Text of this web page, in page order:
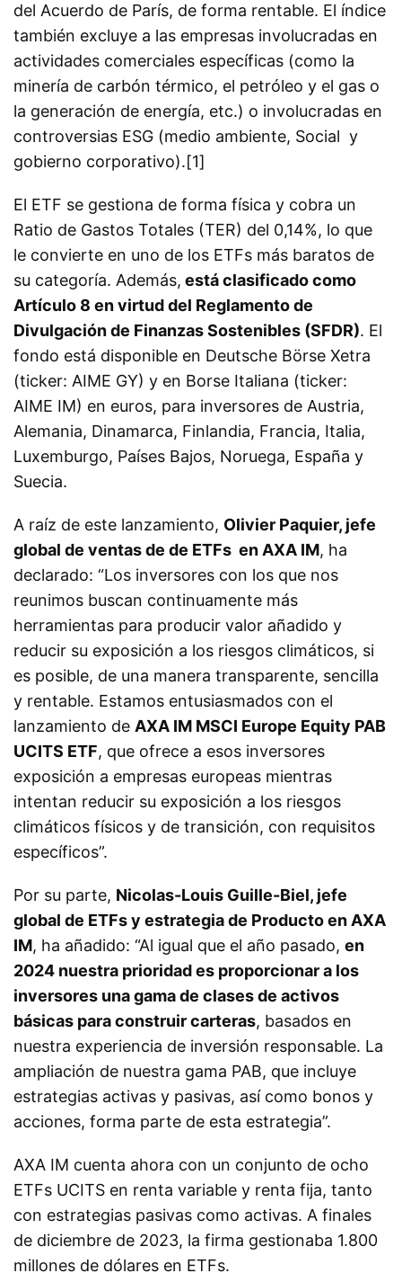
del Acuerdo de París, de forma rentable. El índice
también excluye a las empresas involucradas en
actividades comerciales específicas (como la
minería de carbón térmico, el petróleo y el gas o
la generación de energía, etc.) o involucradas en
controversias ESG (medio ambiente, Social y
gobierno corporativo).[1]
El ETF se gestiona de forma física y cobra un
Ratio de Gastos Totales (TER) del 0,14%, lo que
le convierte en uno de los ETFs más baratos de
su categoría. Además, está clasificado como
Artículo 8 en virtud del Reglamento de
Divulgación de Finanzas Sostenibles (SFDR). El
fondo está disponible en Deutsche Börse Xetra
(ticker: AIME GY) y en Borse Italiana (ticker:
AIME IM) en euros, para inversores de Austria,
Alemania, Dinamarca, Finlandia, Francia, Italia,
Luxemburgo, Países Bajos, Noruega, España y
Suecia.
A raíz de este lanzamiento, Olivier Paquier, jefe
global de ventas de de ETFs en AXA IM, ha
declarado: “Los inversores con los que nos
reunimos buscan continuamente más
herramientas para producir valor añadido y
reducir su exposición a los riesgos climáticos, si
es posible, de una manera transparente, sencilla
y rentable. Estamos entusiasmados con el
lanzamiento de AXA IM MSCI Europe Equity PAB
UCITS ETF, que ofrece a esos inversores
exposición a empresas europeas mientras
intentan reducir su exposición a los riesgos
climáticos físicos y de transición, con requisitos
específicos”.
Por su parte, Nicolas-Louis Guille-Biel, jefe
global de ETFs y estrategia de Producto en AXA
IM, ha añadido: “Al igual que el año pasado, en
2024 nuestra prioridad es proporcionar a los
inversores una gama de clases de activos
básicas para construir carteras, basados en
nuestra experiencia de inversión responsable. La
ampliación de nuestra gama PAB, que incluye
estrategias activas y pasivas, así como bonos y
acciones, forma parte de esta estrategia”.
AXA IM cuenta ahora con un conjunto de ocho
ETFs UCITS en renta variable y renta fija, tanto
con estrategias pasivas como activas. A finales
de diciembre de 2023, la firma gestionaba 1.800
millones de dólares en ETFs.